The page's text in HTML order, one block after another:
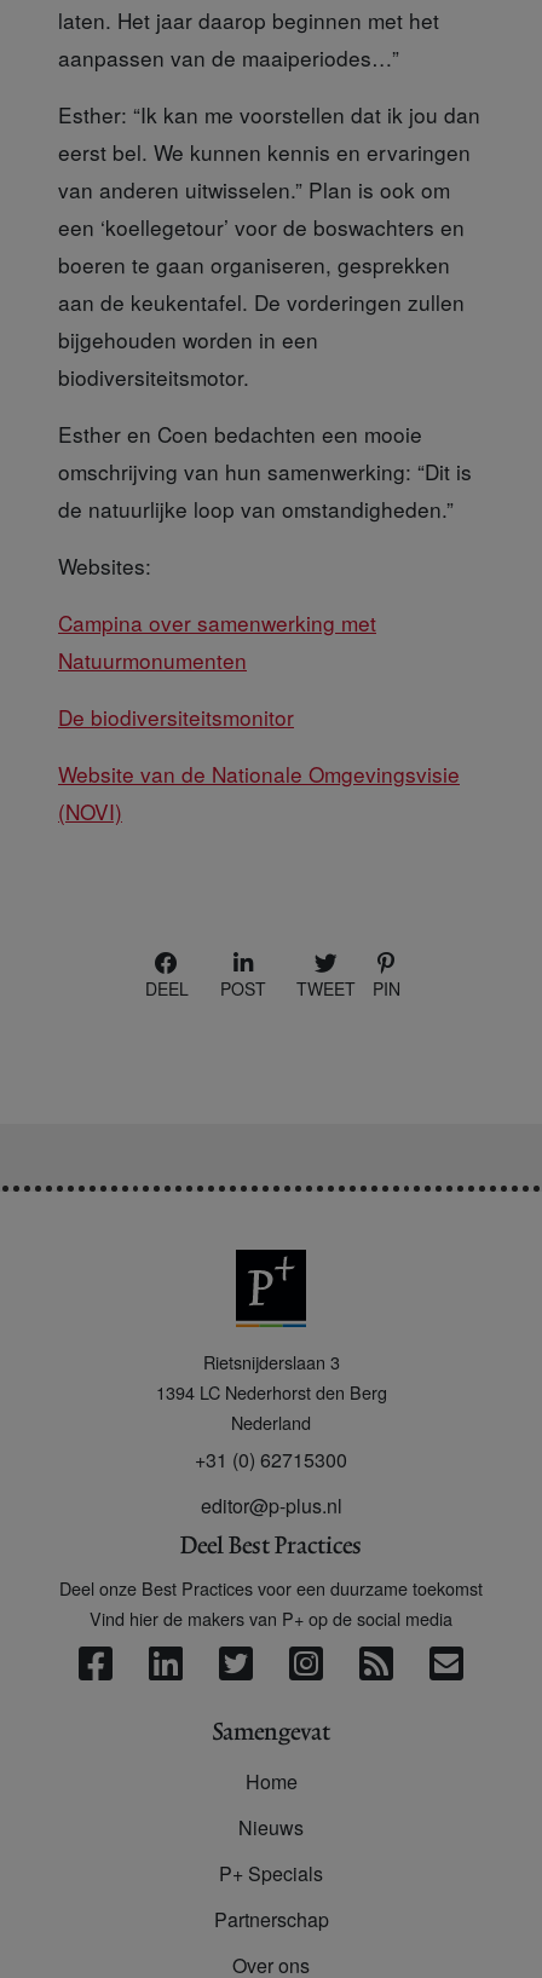
laten. Het jaar daarop beginnen met het
aanpassen van de maaiperiodes…”
Esther: “Ik kan me voorstellen dat ik jou dan
eerst bel. We kunnen kennis en ervaringen
van anderen uitwisselen.” Plan is ook om
een ‘koellegetour’ voor de boswachters en
boeren te gaan organiseren, gesprekken
aan de keukentafel. De vorderingen zullen
bijgehouden worden in een
biodiversiteitsmotor.
Esther en Coen bedachten een mooie
omschrijving van hun samenwerking: “Dit is
de natuurlijke loop van omstandigheden.”
Websites:
Campina over samenwerking met
Natuurmonumenten
De biodiversiteitsmonitor
Website van de Nationale Omgevingsvisie
(NOVI)
DEEL POST TWEET PIN
Rietsnijderslaan 3
1394 LC Nederhorst den Berg
Nederland
+31 (0) 62715300
editor@p-plus.nl
Deel Best Practices
Deel onze Best Practices voor een duurzame toekomst
Vind hier de makers van P+ op de social media
Samengevat
Home
Nieuws
P+ Specials
Partnerschap
Over ons